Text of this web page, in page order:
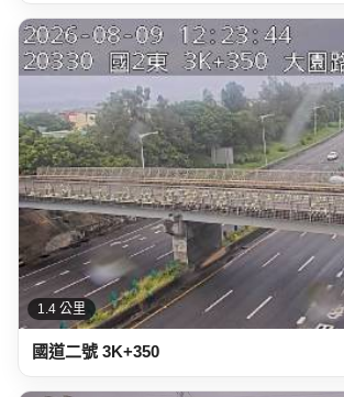
1.4 公里
國道二號 3K+350